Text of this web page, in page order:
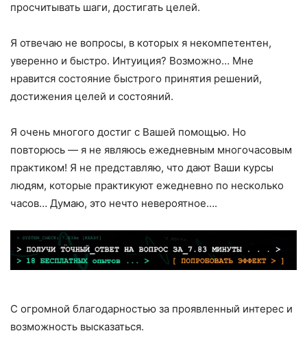
просчитывать шаги, достигать целей.
Я отвечаю не вопросы, в которых я некомпетентен,
уверенно и быстро. Интуиция? Возможно… Мне
нравится состояние быстрого принятия решений,
достижения целей и состояний.
Я очень многого достиг с Вашей помощью. Но
повторюсь — я не являюсь ежедневным многочасовым
практиком! Я не представляю, что дают Ваши курсы
людям, которые практикуют ежедневно по несколько
часов… Думаю, это нечто невероятное….
С огромной благодарностью за проявленный интерес и
возможность высказаться.